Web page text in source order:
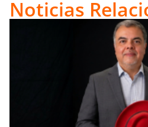
Noticias